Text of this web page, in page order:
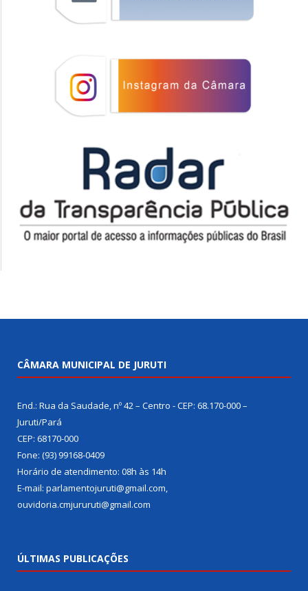
CÂMARA MUNICIPAL DE JURUTI
End.: Rua da Saudade, nº 42 – Centro - CEP: 68.170-000 –
Juruti/Pará
CEP: 68170-000
Fone: (93) 99168-0409
Horário de atendimento: 08h às 14h
E-mail: parlamentojuruti@gmail.com,
ouvidoria.cmjururuti@gmail.com
ÚLTIMAS PUBLICAÇÕES